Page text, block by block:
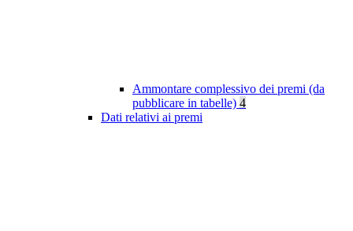
Ammontare complessivo dei premi (da
pubblicare in tabelle) 4
Dati relativi ai premi